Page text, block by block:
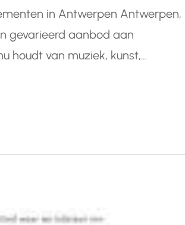
in Antwerpen Antwerpen,
gevarieerd aanbod aan
houdt van muziek, kunst,